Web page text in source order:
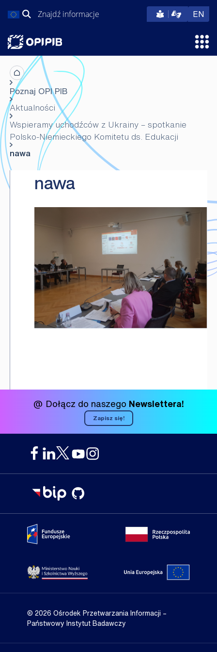
do
Szukaj: EN
Poznaj OPI PIB
Aktualności
Wspieramy uchodźców z Ukrainy – spotkanie
Polsko-Niemieckiego Komitetu ds. Edukacji
nawa
nawa
@ Dołącz do naszego Newslettera!
Zapisz się!
Portal Fundusze Europejskie Portal
Strona Ministerstwa Nauki i Szkolnictwa WyższegoPortal
© 2026 Ośrodek Przetwarzania Informacji –
Państwowy Instytut Badawczy